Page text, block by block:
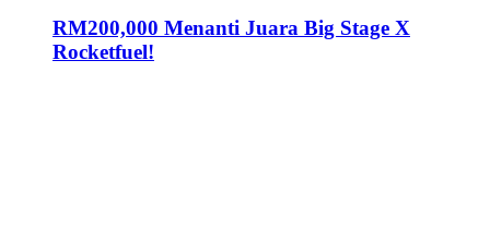
RM200,000 Menanti Juara Big Stage X
Rocketfuel!